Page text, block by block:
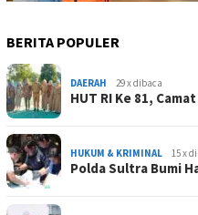
BERITA POPULER
DAERAH 29 x dibaca
HUT RI Ke 81,
HUKUM & KRIMINAL 15 x
Polda Sultra Bumi